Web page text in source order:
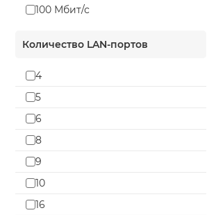
100 Мбит/с
Количество LAN-портов
4
5
6
8
9
10
16